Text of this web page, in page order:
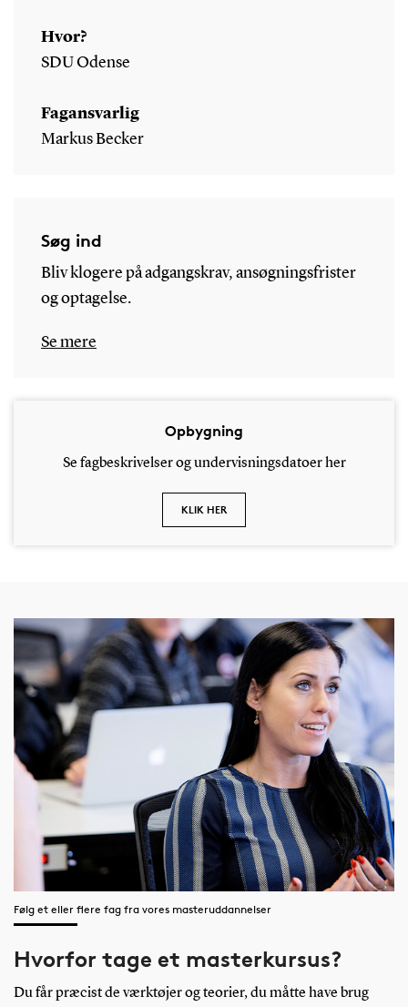
Hvor?
SDU Odense
Fagansvarlig
Markus Becker
Søg ind
Bliv klogere på adgangskrav, ansøgningsfrister
og optagelse.
Se mere
Opbygning
Se fagbeskrivelser og undervisningsdatoer her
KLIK HER
Følg et eller flere fag fra vores masteruddannelser
Hvorfor tage et masterkursus?
Du får præcist de værktøjer og teorier, du måtte have brug